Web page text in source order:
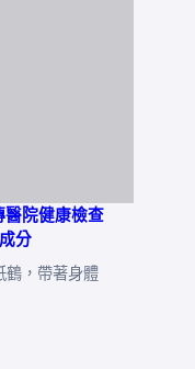
醫院健康檢查
分
鶴，帶著身體